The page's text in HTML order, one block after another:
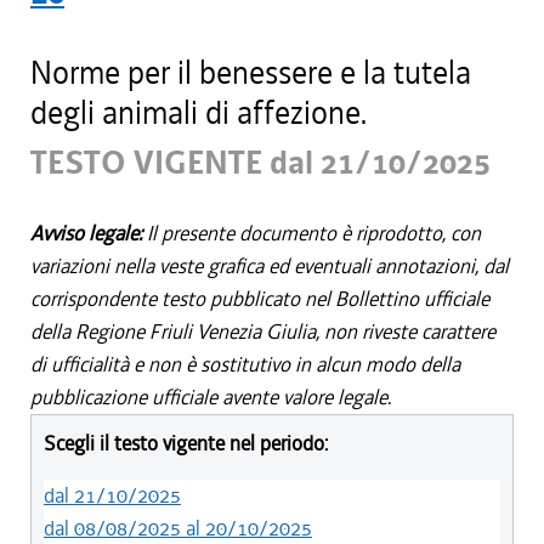
Norme per il benessere e la tutela
degli animali di affezione.
TESTO VIGENTE dal 21/10/2025
Avviso legale:Il presente documento è riprodotto, con
variazioni nella veste grafica ed eventuali annotazioni, dal
corrispondente testo pubblicato nel Bollettino ufficiale
della Regione Friuli Venezia Giulia, non riveste carattere
di ufficialità e non è sostitutivo in alcun modo della
pubblicazione ufficiale avente valore legale.
Scegli il testo vigente nel periodo:
dal 21/10/2025
dal 08/08/2025 al 20/10/2025